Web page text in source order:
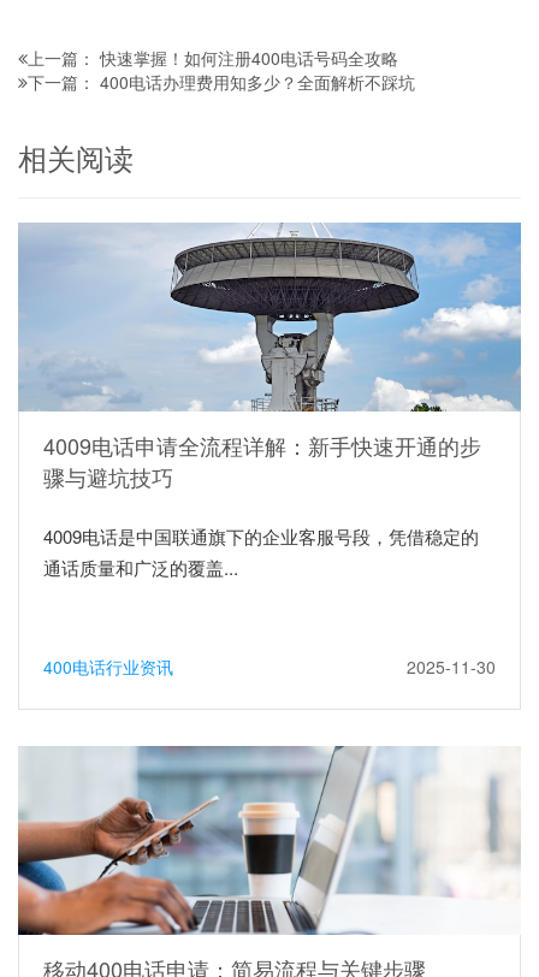
上一篇： 快速掌握！如何注册400电话号码全攻略
下一篇： 400电话办理费用知多少？全面解析不踩坑
相关阅读
4009电话申请全流程详解：新手快速开通的步
骤与避坑技巧
4009电话是中国联通旗下的企业客服号段，凭借稳定的
通话质量和广泛的覆盖...
400电话行业资讯 2025-11-30
移动400电话申请：简易流程与关键步骤